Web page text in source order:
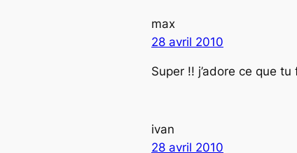
max
28 avril 2010
Super !! j’adore ce que tu
ivan
28 avril 2010